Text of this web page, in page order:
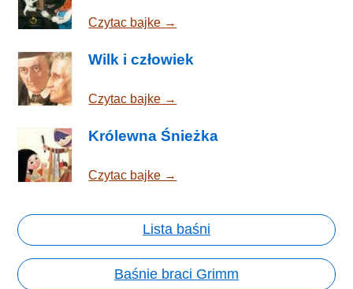
Czytac bajke →
Wilk i człowiek
Czytac bajke →
Królewna Śnieżka
Czytac bajke →
Lista baśni
Baśnie braci Grimm